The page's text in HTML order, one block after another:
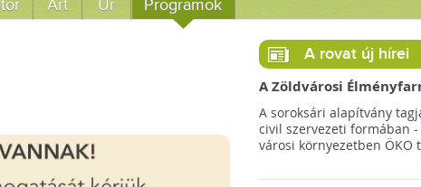
Art Űr Programok
A rovat új hírei
A Zöldvárosi
végre megkezdte
működését!
A soroksári alapítvány
civil szervezeti formában
városi környezetben ÖKO